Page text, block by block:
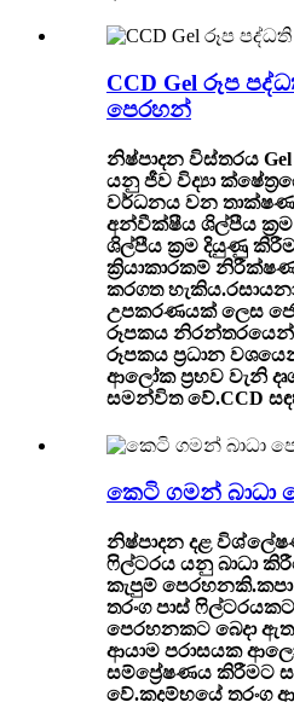
CCD Gel රූප
පෙරහන්
නිෂ්පාදන විස්තරය Gel
යනු ජීව විද්‍යා
වර්ධනය වන
අන්වීක්ෂීය ශිල්පීය
ශිල්පීය ක්‍රම දියුණු
ක්‍රියාකාරකම්
කරගත
උපකරණයක් ලෙස
රූපකය නිරන්තරයෙන්
රූපකය ප්‍රධාන
ආලෝක ප්‍රභව වැනි
සමන්විත වේ.CCD
කෙටි ගමන් බාධා
නිෂ්පාදන දළ
ෆිල්ටරය යනු බාධා
කැපුම්
තරංග පාස්
පෙරහනකට බෙදා
ආයාම පරාසයක
සම්ප්‍රේෂණය කිරීමට
වේ.කදම්භයේ තරංග